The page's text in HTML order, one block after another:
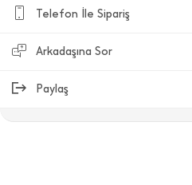
Telefon İle Sipariş
Arkadaşına Sor
Paylaş